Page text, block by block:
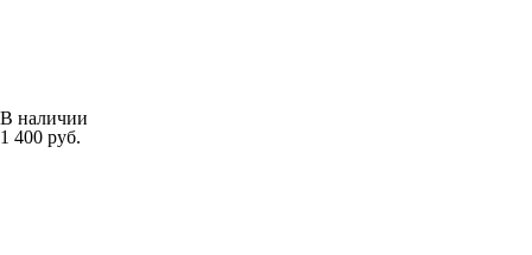
В наличии
1 400 руб.